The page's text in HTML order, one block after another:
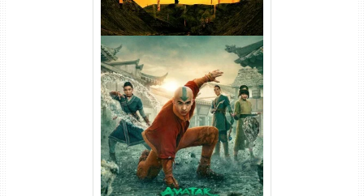
Avatar: O Último Mestre do
Ar 2ª Temporada Torrent
(2026) WEB-DL 1080p Dual
Áudio